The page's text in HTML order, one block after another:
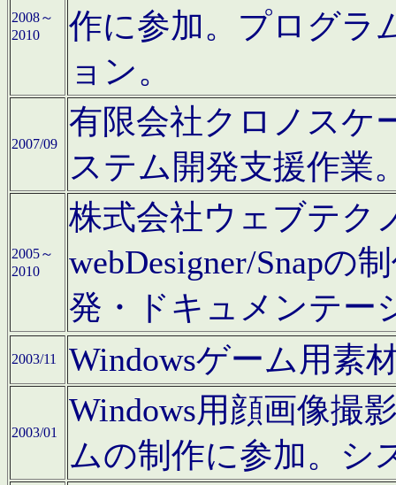
2008～
2010
作に参加。プログラ
ョン。
2007/09
有限会社クロノスケ
ステム開発支援作業
2005～
2010
株式会社ウェブテク
webDesigner/Snapの
発・ドキュメンテー
2003/11 Windowsゲーム用素
2003/01
Windows用顔画像撮
ムの制作に参加。シ